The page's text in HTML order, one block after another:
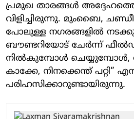
പ്രമുഖ താരങ്ങൾ
വിളിച്ചിരുന്നു. മുംബൈ,
പോലുള്ള നഗരങ്ങളിൽ
ബൗണ്ടറിയോട് ചേർന്ന്
നിൽകുമ്പോൾ ചെയ്യുമ്പോൾ,
കാക്കേ, നിനക്കെന്ത് പറ്റി”
പരിഹസിക്കാറുണ്ടായിരുന്നു.